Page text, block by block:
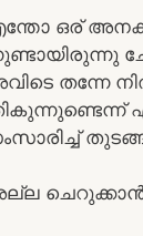
ഒര്
തന്നേ